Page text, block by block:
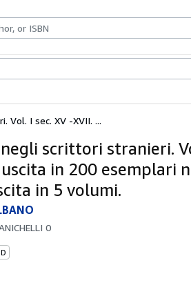
Vol. I sec. XV -XVII. ...
scrittori stranieri.
in 200 esemplari
in 5 volumi.
0